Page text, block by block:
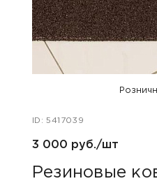
ID: 5417039
3 000 руб./шт
Резиновые